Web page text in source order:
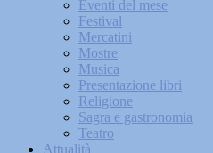
Eventi del mese
Festival
Mercatini
Mostre
Musica
Presentazione libri
Religione
Sagra e gastronomia
Teatro
Attualità